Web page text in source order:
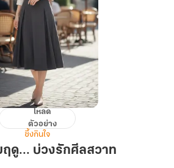
โหลด
ตัวอย่าง
ซึ้งกินใจ
ฤดู... บ่วงรักศีลสวาท